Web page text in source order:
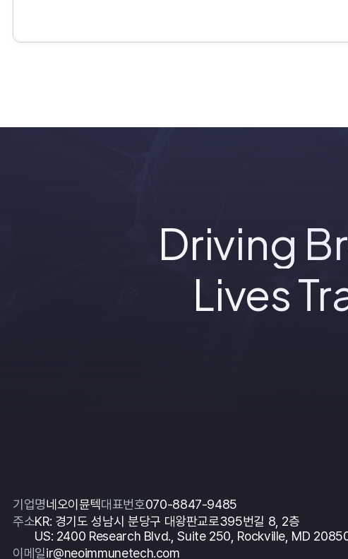
Driving
Lives
기업명네오이뮨텍대표번호070-8847-9485
주소KR: 경기도 성남시 분당구 대왕판교로395번길 8, 2층
US: 2400 Research Blvd., Suite 250, Rockville, MD
이메일ir@neoimmunetech.com